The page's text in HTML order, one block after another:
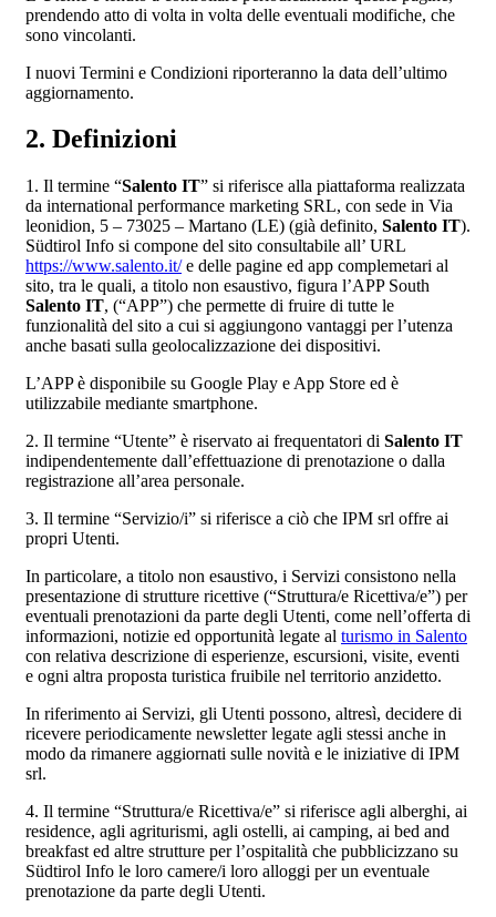
prendendo atto di volta in volta delle eventuali modifiche, che
sono vincolanti.
I nuovi Termini e Condizioni riporteranno la data dell’ultimo
aggiornamento.
2. Definizioni
1. Il termine “Salento IT” si riferisce alla piattaforma realizzata
da international performance marketing SRL, con sede in Via
leonidion, 5 – 73025 – Martano (LE) (già definito, Salento IT).
Südtirol Info si compone del sito consultabile all’ URL
https://www.salento.it/e delle pagine ed app complemetari al
sito, tra le quali, a titolo non esaustivo, figura l’APP South
Salento IT, (“APP”) che permette di fruire di tutte le
funzionalità del sito a cui si aggiungono vantaggi per l’utenza
anche basati sulla geolocalizzazione dei dispositivi.
L’APP è disponibile su Google Play e App Store ed è
utilizzabile mediante smartphone.
2. Il termine “Utente” è riservato ai frequentatori di Salento IT
indipendentemente dall’effettuazione di prenotazione o dalla
registrazione all’area personale.
3. Il termine “Servizio/i” si riferisce a ciò che IPM srl offre ai
propri Utenti.
In particolare, a titolo non esaustivo, i Servizi consistono nella
presentazione di strutture ricettive (“Struttura/e Ricettiva/e”) per
eventuali prenotazioni da parte degli Utenti, come nell’offerta di
informazioni, notizie ed opportunità legate al turismo in Salento
con relativa descrizione di esperienze, escursioni, visite, eventi
e ogni altra proposta turistica fruibile nel territorio anzidetto.
In riferimento ai Servizi, gli Utenti possono, altresì, decidere di
ricevere periodicamente newsletter legate agli stessi anche in
modo da rimanere aggiornati sulle novità e le iniziative di IPM
srl.
4. Il termine “Struttura/e Ricettiva/e” si riferisce agli alberghi, ai
residence, agli agriturismi, agli ostelli, ai camping, ai bed and
breakfast ed altre strutture per l’ospitalità che pubblicizzano su
Südtirol Info le loro camere/i loro alloggi per un eventuale
prenotazione da parte degli Utenti.